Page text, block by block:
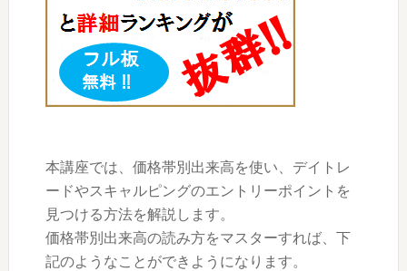
本講座では、価格帯別出来高を使い、デイトレ
ードやスキャルピングのエントリーポイントを
見つける方法を解説します。
価格帯別出来高の読み方をマスターすれば、下
記のようなことができようになります。